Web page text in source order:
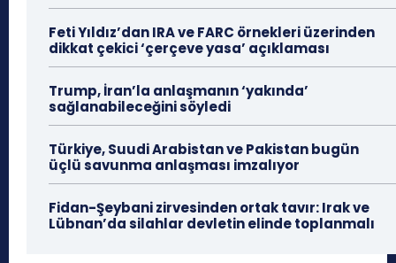
Feti Yıldız’dan IRA ve FARC örnekleri üzerinden
dikkat çekici ‘çerçeve yasa’ açıklaması
Trump, İran’la anlaşmanın ‘yakında’
sağlanabileceğini söyledi
Türkiye, Suudi Arabistan ve Pakistan bugün
üçlü savunma anlaşması imzalıyor
Fidan-Şeybani zirvesinden ortak tavır: Irak ve
Lübnan’da silahlar devletin elinde toplanmalı